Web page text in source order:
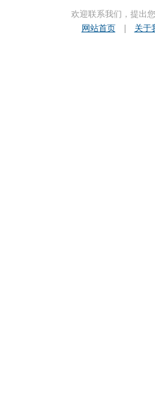
欢迎联系我们，提出
网站首页| 关于